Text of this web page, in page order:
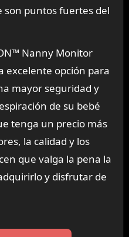
son puntos fuertes del
Nanny Monitor
excelente opción para
mayor seguridad y
de su bebé
tenga un precio más
la calidad y los
que valga la pena la
y disfrutar de